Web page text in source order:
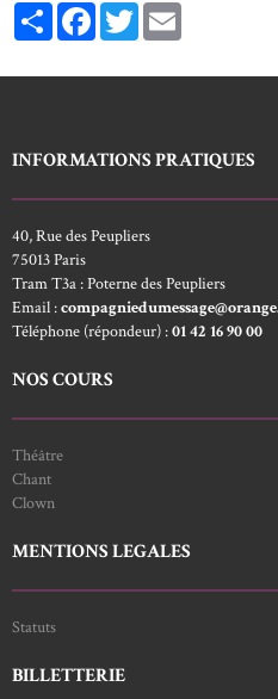
PartagerFacebookTwitter
INFORMATIONS PRATIQUES
40, Rue des Peupliers
75013 Paris
Tram T3a : Poterne des Peupliers
Email :
Téléphone (répondeur) :01 42 16 90 00
NOS COURS
Théâtre
Chant
Clown
MENTIONS LEGALES
Statuts
BILLETTERIE